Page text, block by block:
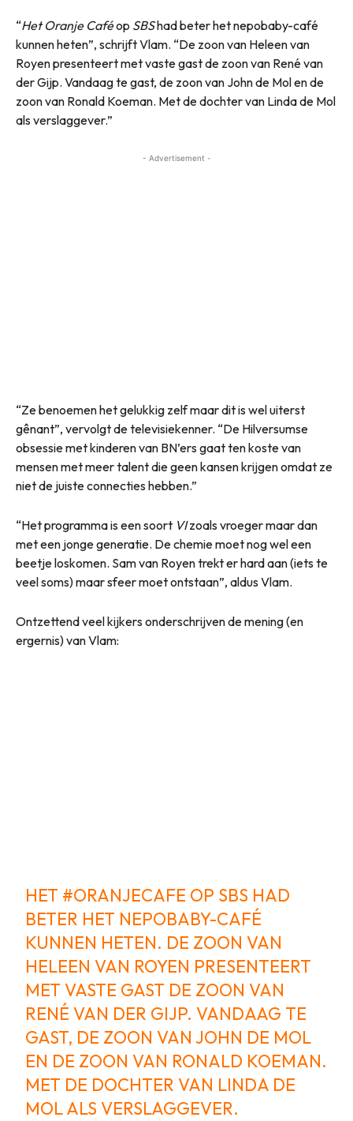
“Het Oranje Caféop SBShad beter het nepobaby-café
kunnen heten”, schrijft Vlam. “De zoon van Heleen van
Royen presenteert met vaste gast de zoon van René van
der Gijp. Vandaag te gast, de zoon van John de Mol en de
zoon van Ronald Koeman. Met de dochter van Linda de Mol
als verslaggever.”
- Advertisement -
“Ze benoemen het gelukkig zelf maar dit is wel uiterst
gênant”, vervolgt de televisiekenner. “De Hilversumse
obsessie met kinderen van BN’ers gaat ten koste van
mensen met meer talent die geen kansen krijgen omdat ze
niet de juiste connecties hebben.”
“Het programma is een soort VIzoals vroeger maar dan
met een jonge generatie. De chemie moet nog wel een
beetje loskomen. Sam van Royen trekt er hard aan (iets te
veel soms) maar sfeer moet ontstaan”, aldus Vlam.
Ontzettend veel kijkers onderschrijven de mening (en
ergernis) van Vlam:
HET #ORANJECAFE OP SBS HAD
BETER HET NEPOBABY-CAFÉ
KUNNEN HETEN. DE ZOON VAN
HELEEN VAN ROYEN PRESENTEERT
MET VASTE GAST DE ZOON VAN
RENÉ VAN DER GIJP. VANDAAG TE
GAST, DE ZOON VAN JOHN DE MOL
EN DE ZOON VAN RONALD KOEMAN.
MET DE DOCHTER VAN LINDA DE
MOL ALS VERSLAGGEVER.